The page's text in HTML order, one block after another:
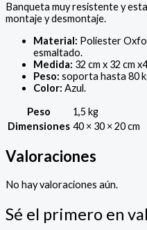
Banqueta muy resistente y
montaje y desmontaje.
Material: Poliester
esmaltado.
Medida: 32 cm x 32 cm
Peso: soporta hasta 80
Color: Azul.
Peso
1,5 kg
Dimensiones 40 × 30 × 20 cm
Valoraciones
No hay valoraciones aún.
Sé el primero en